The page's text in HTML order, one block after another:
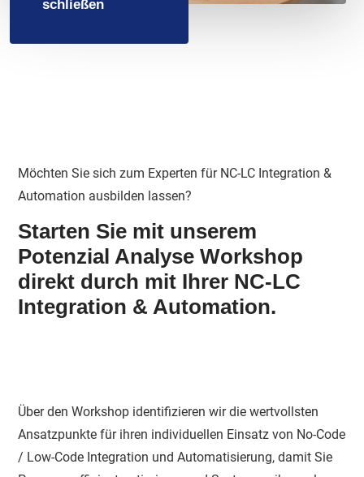
schließen
Möchten Sie sich zum Experten für NC-LC Integration &
Automation ausbilden lassen?
Starten Sie mit unserem
Potenzial Analyse Workshop
direkt durch mit Ihrer NC-LC
Integration & Automation.
Über den Workshop identifizieren wir die wertvollsten
Ansatzpunkte für ihren individuellen Einsatz von No-Code
/ Low-Code Integration und Automatisierung, damit Sie